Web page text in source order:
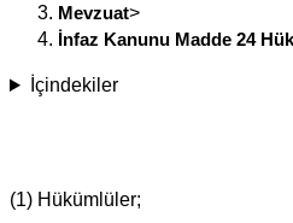
Mevzuat>
İnfaz Kanunu Madde 24
İçindekiler
(1) Hükümlüler;